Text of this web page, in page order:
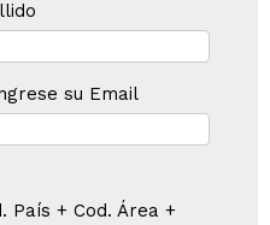
su Email
País + Cod. Área +